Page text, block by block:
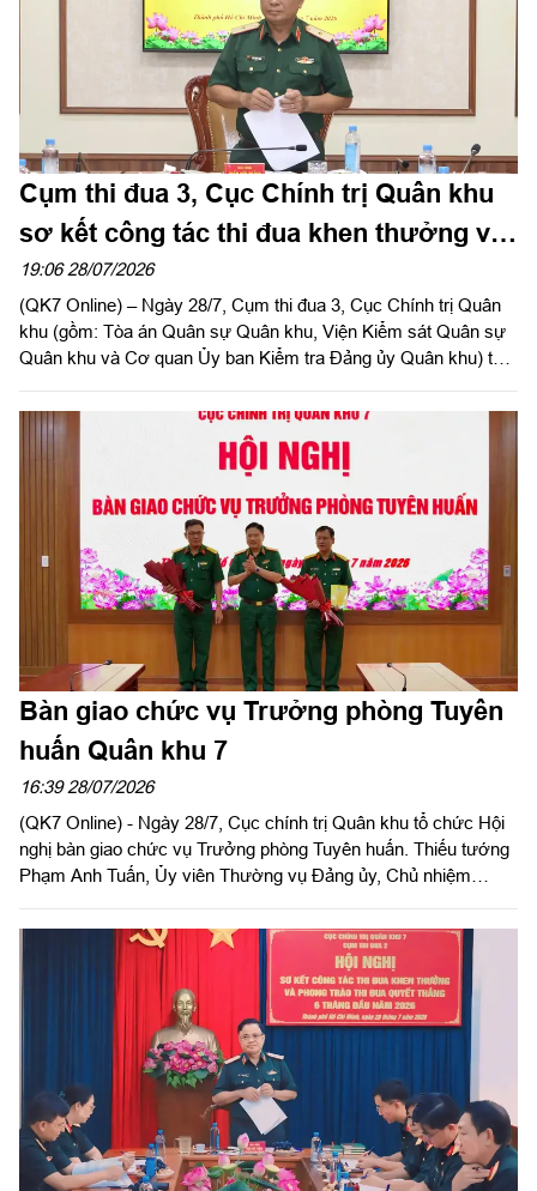
Cụm thi đua 3, Cục Chính trị Quân khu
sơ kết công tác thi đua khen thưởng và
Phong trào Thi đua quyết thắng 6 tháng
đầu năm
19:06 28/07/2026
(QK7 Online) – Ngày 28/7, Cụm thi đua 3, Cục Chính trị Quân
khu (gồm: Tòa án Quân sự Quân khu, Viện Kiểm sát Quân sự
Quân khu và Cơ quan Ủy ban Kiểm tra Đảng ủy Quân khu) tổ
trào Thi đua quyết thắng 6 tháng đầu năm 2026. Thiếu tướng
Trần Đức Thắng, Bí thư Đảng ủy Cục Chính trị, Phó Chủ nhiệm
Chính trị Quân khu dự, phát biểu chỉ đạo hội nghị.
Bàn giao chức vụ Trưởng phòng Tuyên
huấn Quân khu 7
16:39 28/07/2026
(QK7 Online) - Ngày 28/7, Cục chính trị Quân khu tổ chức Hội
nghị bàn giao chức vụ Trưởng phòng Tuyên huấn. Thiếu tướng
Phạm Anh Tuấn, Ủy viên Thường vụ Đảng ủy, Chủ nhiệm